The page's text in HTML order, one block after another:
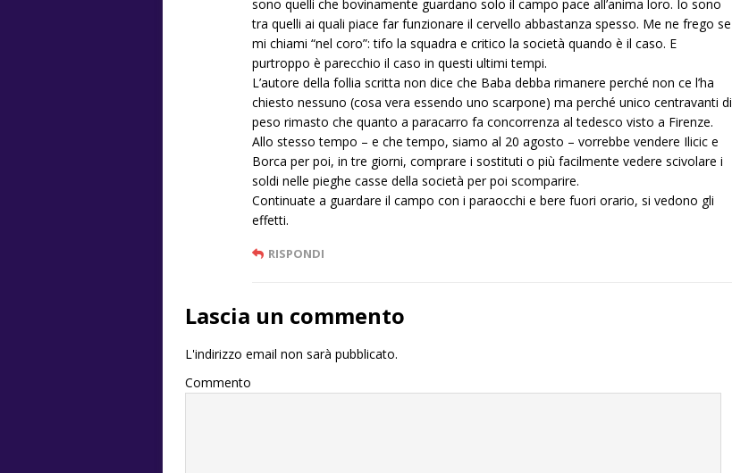
sono quelli che bovinamente guardano solo il campo pace all’anima loro. Io sono
tra quelli ai quali piace far funzionare il cervello abbastanza spesso. Me ne frego se
mi chiami “nel coro”: tifo la squadra e critico la società quando è il caso. E
purtroppo è parecchio il caso in questi ultimi tempi.
L’autore della follia scritta non dice che Baba debba rimanere perché non ce l’ha
chiesto nessuno (cosa vera essendo uno scarpone) ma perché unico centravanti di
peso rimasto che quanto a paracarro fa concorrenza al tedesco visto a Firenze.
Allo stesso tempo – e che tempo, siamo al 20 agosto – vorrebbe vendere Ilicic e
Borca per poi, in tre giorni, comprare i sostituti o più facilmente vedere scivolare i
soldi nelle pieghe casse della società per poi scomparire.
Continuate a guardare il campo con i paraocchi e bere fuori orario, si vedono gli
effetti.
RISPONDI
Lascia un commento
L'indirizzo email non sarà pubblicato.
Commento